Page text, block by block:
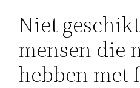
Niet
mensen die
hebben met